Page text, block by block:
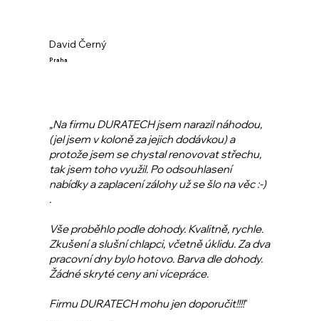
David Černý
Praha
„Na firmu DURATECH jsem narazil náhodou,
(jel jsem v koloně za jejich dodávkou) a
protože jsem se chystal renovovat střechu,
tak jsem toho využil. Po odsouhlasení
nabídky a zaplacení zálohy už se šlo na věc :-)
.
Vše proběhlo podle dohody. Kvalitně, rychle.
Zkušení a slušní chlapci, včetně úklidu. Za dva
pracovní dny bylo hotovo. Barva dle dohody.
Žádné skryté ceny ani vícepráce.
Firmu DURATECH mohu jen doporučit!!!!"